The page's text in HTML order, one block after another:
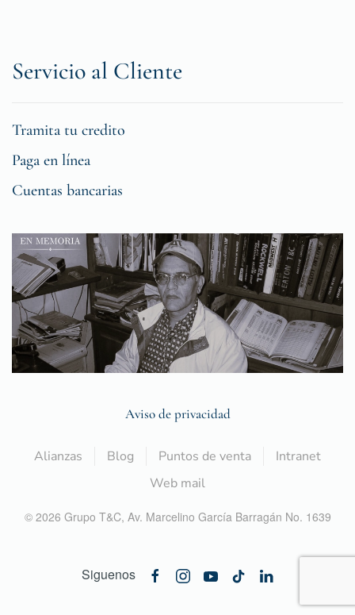
Servicio al Cliente
Tramita tu credito
Paga en línea
Cuentas bancarias
Aviso de privacidad
Alianzas Blog Puntos de venta
Intranet
Web mail
© 2026 Grupo T&C, Av. Marcelino García Barragán No. 1639
Siguenos